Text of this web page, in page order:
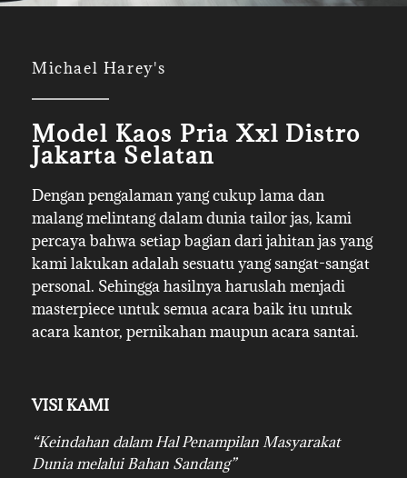
Michael Harey's
Model Kaos Pria Xxl Distro
Jakarta Selatan
Dengan pengalaman yang cukup lama dan
malang melintang dalam dunia tailor jas, kami
percaya bahwa setiap bagian dari jahitan jas yang
kami lakukan adalah sesuatu yang sangat-sangat
personal. Sehingga hasilnya haruslah menjadi
masterpiece untuk semua acara baik itu untuk
acara kantor, pernikahan maupun acara santai.
VISI KAMI
“Keindahan dalam Hal Penampilan Masyarakat
Dunia melalui Bahan Sandang”